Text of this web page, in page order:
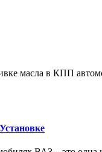
масла в КПП